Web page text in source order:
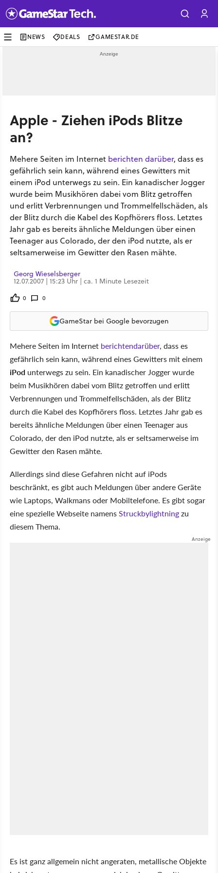
NEWS DEALS GAMESTAR.DE
Apple - Ziehen iPods Blitze
an?
Mehere Seiten im Internet berichten darüber, dass es
gefährlich sein kann, während eines Gewitters mit
einem iPod unterwegs zu sein. Ein kanadischer Jogger
wurde beim Musikhören dabei vom Blitz getroffen
und erlitt Verbrennungen und Trommelfellschäden, als
der Blitz durch die Kabel des Kopfhörers floss. Letztes
Jahr gab es bereits ähnliche Meldungen über einen
Teenager aus Colorado, der den iPod nutzte, als er
seltsamerweise im Gewitter den Rasen mähte.
Georg Wieselsberger
12.07.2007 | 15:23 Uhr | ca. 1 Minute Lesezeit
0 0
GameStar bei Google bevorzugen
Mehere Seiten im Internet berichtendarüber, dass es
gefährlich sein kann, während eines Gewitters mit einem
iPod unterwegs zu sein. Ein kanadischer Jogger wurde
beim Musikhören dabei vom Blitz getroffen und erlitt
Verbrennungen und Trommelfellschäden, als der Blitz
durch die Kabel des Kopfhörers floss. Letztes Jahr gab es
bereits ähnliche Meldungen über einen Teenager aus
Colorado, der den iPod nutzte, als er seltsamerweise im
Gewitter den Rasen mähte.
Allerdings sind diese Gefahren nicht auf iPods
beschränkt, es gibt auch Meldungen über andere Geräte
wie Laptops, Walkmans oder Mobiltelefone. Es gibt sogar
eine spezielle Webseite namensStruckbylightningzu
diesem Thema.
Es ist ganz allgemein nicht angeraten, metallische Objekte